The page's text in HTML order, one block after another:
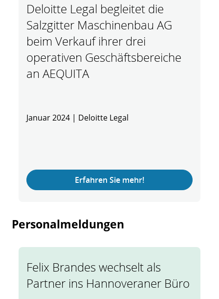
Deloitte Legal begleitet die
Salzgitter Maschinenbau AG
beim Verkauf ihrer drei
operativen Geschäftsbereiche
an AEQUITA
Januar 2024 | Deloitte Legal
Erfahren Sie mehr!
Personalmeldungen
Felix Brandes wechselt als
Partner ins Hannoveraner Büro